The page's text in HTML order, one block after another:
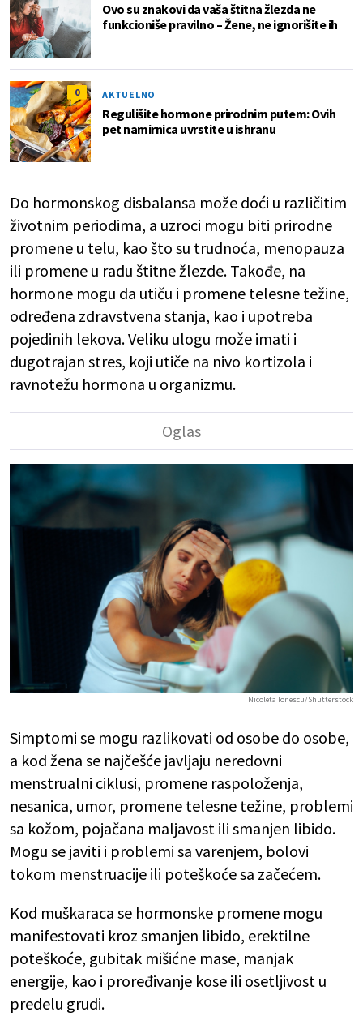
Ovo su znakovi da vaša štitna žlezda ne
funkcioniše pravilno – Žene, ne ignorišite ih
0 AKTUELNO
Regulišite hormone prirodnim putem: Ovih
pet namirnica uvrstite u ishranu
Do hormonskog disbalansa može doći u različitim
životnim periodima, a uzroci mogu biti prirodne
promene u telu, kao što su trudnoća, menopauza
ili promene u radu štitne žlezde. Takođe, na
hormone mogu da utiču i promene telesne težine,
određena zdravstvena stanja, kao i upotreba
pojedinih lekova. Veliku ulogu može imati i
dugotrajan stres, koji utiče na nivo kortizola i
ravnotežu hormona u organizmu.
Nicoleta Ionescu/Shutterstock
Simptomi se mogu razlikovati od osobe do osobe,
a kod žena se najčešće javljaju neredovni
menstrualni ciklusi, promene raspoloženja,
nesanica, umor, promene telesne težine, problemi
sa kožom, pojačana maljavost ili smanjen libido.
Mogu se javiti i problemi sa varenjem, bolovi
tokom menstruacije ili poteškoće sa začećem.
Kod muškaraca se hormonske promene mogu
manifestovati kroz smanjen libido, erektilne
poteškoće, gubitak mišićne mase, manjak
energije, kao i proređivanje kose ili osetljivost u
predelu grudi.